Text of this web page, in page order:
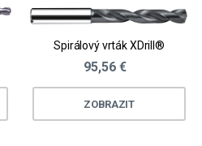
Spirálový vrták XDrill®
95,56 €
ZOBRAZIT